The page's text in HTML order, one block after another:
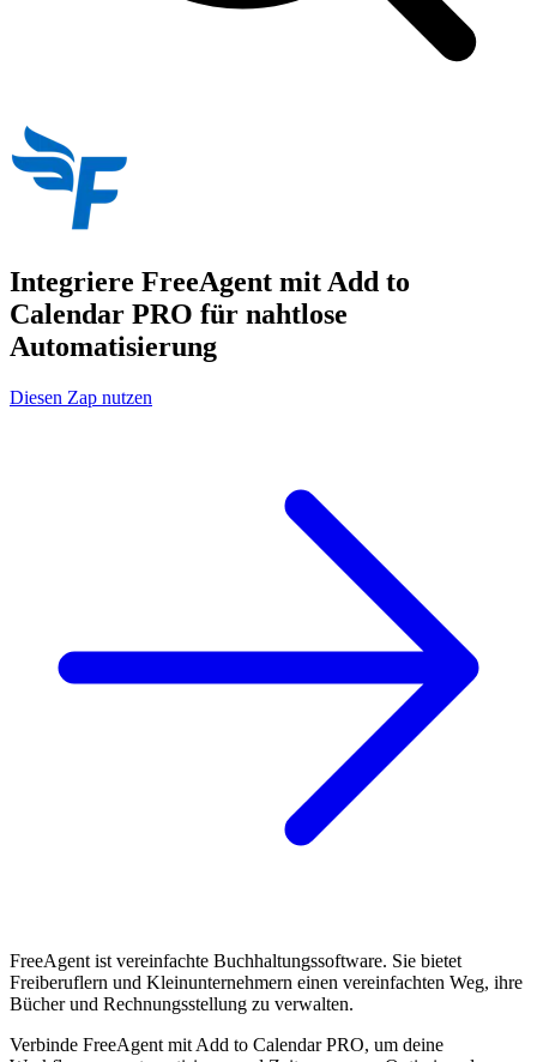
Integriere FreeAgent mit Add to
Calendar PRO für nahtlose
Automatisierung
Diesen Zap nutzen
FreeAgent ist vereinfachte Buchhaltungssoftware. Sie bietet
Freiberuflern und Kleinunternehmern einen vereinfachten Weg, ihre
Bücher und Rechnungsstellung zu verwalten.
Verbinde FreeAgent mit Add to Calendar PRO, um deine